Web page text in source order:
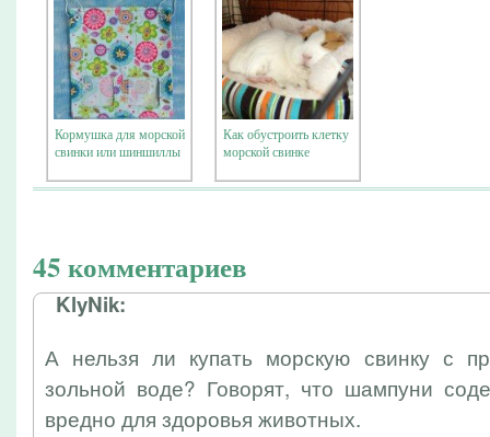
Кормушка для морской
свинки или шиншиллы
Как обустроить клетку
морской свинке
45 комментариев
KlyNik:
А нельзя ли купать морскую свинку с
зольной воде? Говорят, что шампуни
вредно для здоровья животных.